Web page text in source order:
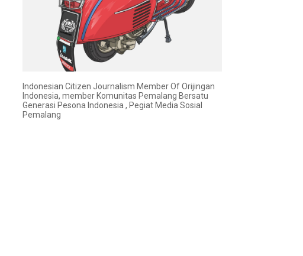
Indonesian Citizen Journalism Member Of Orijingan
Indonesia, member Komunitas Pemalang Bersatu
Generasi Pesona Indonesia , Pegiat Media Sosial
Pemalang